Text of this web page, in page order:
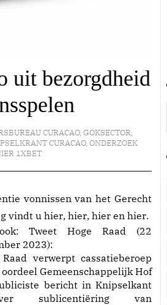
uit bezorgdheid
CURACAO, GOKSECTOR,
CURACAO, ONDERZOEK
1XBET
vonnissen van het Gerecht
vindt u hier, hier, hier en hier.
Tweet Hoge Raad (22
2023):
verwerpt cassatieberoep
Gemeenschappelijk Hof
bericht in Knipselkant
sublicentiëring van